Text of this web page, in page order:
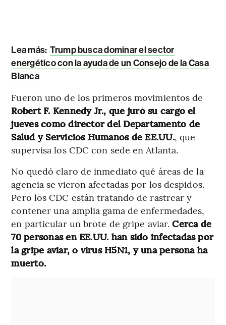
Lea más: Trump busca dominar el sector
energético con la ayuda de un Consejo de la Casa
Blanca
Fueron uno de los primeros movimientos de
Robert F. Kennedy Jr., que juró su cargo el
jueves como director del Departamento de
Salud y Servicios Humanos de EE.UU., que
supervisa los CDC con sede en Atlanta.
No quedó claro de inmediato qué áreas de la
agencia se vieron afectadas por los despidos.
Pero los CDC están tratando de rastrear y
contener una amplia gama de enfermedades,
en particular un brote de gripe aviar.Cerca de
70 personas en EE.UU. han sido infectadas por
la gripe aviar, o virus H5N1, y una persona ha
muerto.